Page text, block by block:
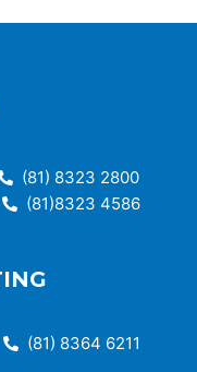
(81) 8323 2800
(81)8323 4586
(81) 8364 6211